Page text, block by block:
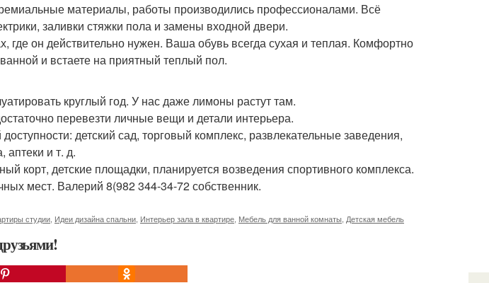
материалы, работы производились профессионалами. Всё
заливки стяжки пола и замены входной двери.
где он действительно нужен. Ваша обувь всегда сухая и теплая. Комфортно
и встаете на приятный теплый пол.
круглый год. У нас даже лимоны растут там.
перевезти личные вещи и детали интерьера.
детский сад, торговый комплекс, развлекательные заведения,
аптеки и т. д.
корт, детские площадки, планируется возведения спортивного комплекса.
мест. Валерий 8(982 344-34-72 собственник.
студии Идеи дизайна спальни Интерьер зала в квартире Мебель для ванной комнаты Детская мебель